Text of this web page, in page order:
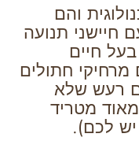
והם
תנועה
חיים
חתולים
רעש שלא
מטריד
לכם).